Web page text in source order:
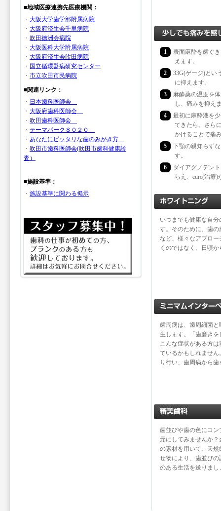
1
表面麻酔を歯ぐ
えます。
2
33G(ゲージ)とい
に抑えます。
3
麻酔薬の温度を
し、痛みを抑え
4
最初に麻酔液を
てきたら、さら
かけることで痛
5
下顎の親知らず
す。
6
ダイアグノデン
らえ、cure(治療
いつまでも健康な自
す。そのために、歯
など、様々なアプロ
くのではなく、日頃
歯周病は、歯周細菌
生します。「歯磨き
こんな症状がある方
ているかもしれませ
り行い、歯周病から
歯並びや歯の色にコ
元にしてみませんか
の素材を用いて、天
せ物により、歯並び
のある生活を送りまし
■地域医療連携先医療機関：
・ 大阪大学歯学部附属病院
・ 大阪府済生会千里病院
・ 吹田徳洲会病院
・ 大阪医科大学附属病院
・ 大阪府済生会吹田病院
・ 国立循環器病研究センター
・ 市立吹田市民病院
■関連リンク：
・ 日本歯科医師会
・ 大阪府歯科医師会
・ 吹田歯科医師会
・ テーマパーク８０２０
・ あなたにピッタリな歯のみがき方
・ 吹田市歯科医師会(吹田市歯科健康診
査）
■施設基準：
・ 施設基準に関わる掲示